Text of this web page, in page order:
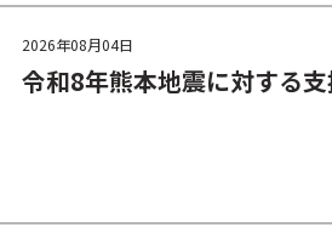
2026年08月04日
令和8年熊本地震に対する